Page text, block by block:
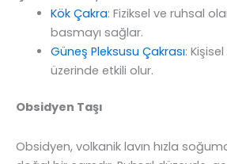
Kök Çakra: Fiziksel ve ruhsal
basmayı sağlar.
Güneş Pleksusu Çakrası:
üzerinde etkili olur.
Obsidyen Taşı
Obsidyen, volkanik lavın hızla